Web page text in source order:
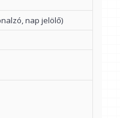
nap jelölő)